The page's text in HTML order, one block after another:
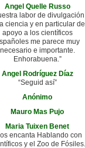
Angel Quelle Russo
labor de divulgación
ciencia y en particular del
apoyo a los científicos
me parece muy
necesario e importante.
Enhorabuena.”
Angel Rodríguez Díaz
“Seguid así”
Anónimo
Mauro Mas Pujo
Maria Tuixen Benet
encanta Hablando con
y el Zoo de Fósiles.